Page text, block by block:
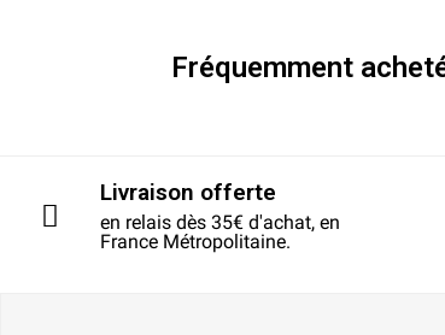
Fréquemment
Livraison offerte
en relais dès 35€ d'achat, en
France Métropolitaine.